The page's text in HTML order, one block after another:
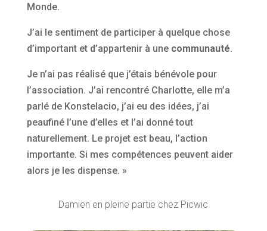
Monde.
J’ai le sentiment de participer à quelque chose
d’important et d’appartenir à une communauté.
Je n’ai pas réalisé que j’étais bénévole pour
l’association. J’ai rencontré Charlotte, elle m’a
parlé de Konstelacio, j’ai eu des idées, j’ai
peaufiné l’une d’elles et l’ai donné tout
naturellement. Le projet est beau, l’action
importante. Si mes compétences peuvent aider
alors je les dispense. »
Damien en pleine partie chez Picwic